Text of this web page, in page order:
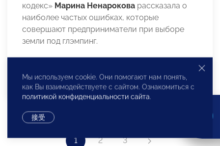
кодекс» Марина Ненарокова рассказала о
наиболее частых ошибках, которые
совершают предприниматели при выборе
земли под глэмпинг.
1 2 3
Мы используем cookie. Они помогают нам понять,
как Вы взаимодействуете с сайтом. Ознакомиться с
политикой конфиденциальности сайта.
接受